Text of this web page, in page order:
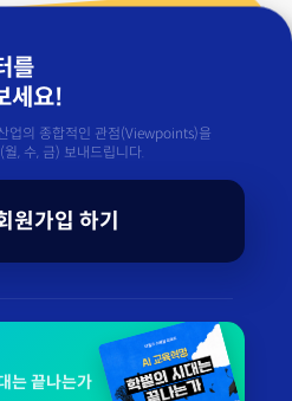
를
세요!
업의 종합적인 관점(Viewpoints)을
, 수, 금) 보내드립니다.
원가입 하기
는 끝나는가